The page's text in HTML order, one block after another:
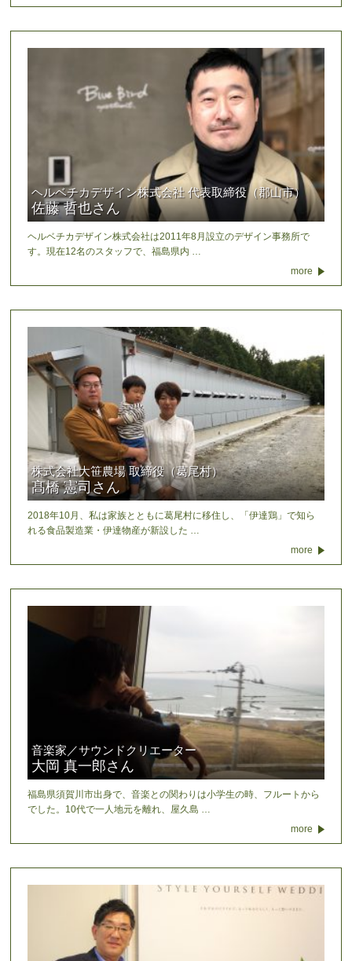
ヘルベチカデザイン株式会社 代表取締役（郡山市）
佐藤 哲也さん
ヘルベチカデザイン株式会社は2011年8月設立のデザイン事務所で
す。現在12名のスタッフで、福島県内 …
more
株式会社大笹農場 取締役（葛尾村）
髙橋 憲司さん
2018年10月、私は家族とともに葛尾村に移住し、「伊達鶏」で知ら
れる食品製造業・伊達物産が新設した …
more
音楽家／サウンドクリエーター
大岡 真一郎さん
福島県須賀川市出身で、音楽との関わりは小学生の時、フルートから
でした。10代で一人地元を離れ、屋久島 …
more